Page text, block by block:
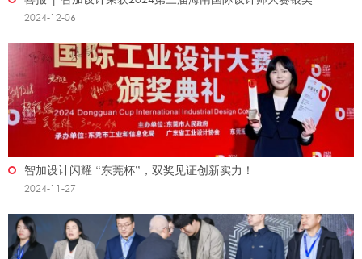
2024-12-06
智加设计闪耀 “东莞杯”，双奖见证创新实力！
2024-11-27